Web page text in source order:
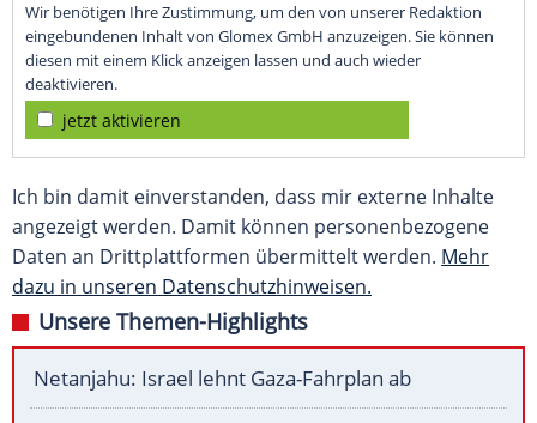
Wir benötigen Ihre Zustimmung, um den von unserer Redaktion
eingebundenen Inhalt von Glomex GmbH anzuzeigen. Sie können
diesen mit einem Klick anzeigen lassen und auch wieder
deaktivieren.
jetzt aktivieren
Ich bin damit einverstanden, dass mir externe Inhalte
angezeigt werden. Damit können personenbezogene
Daten an Drittplattformen übermittelt werden. Mehr
dazu in unseren Datenschutzhinweisen.
Unsere Themen-Highlights
Netanjahu: Israel lehnt Gaza-Fahrplan ab